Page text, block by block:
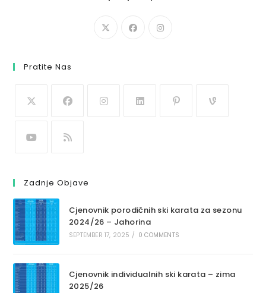
Pratite Nas
Zadnje Objave
Cjenovnik porodičnih ski karata za sezonu
2024/26 – Jahorina
SEPTEMBER 17, 2025 / 0 COMMENTS
Cjenovnik individualnih ski karata – zima
2025/26